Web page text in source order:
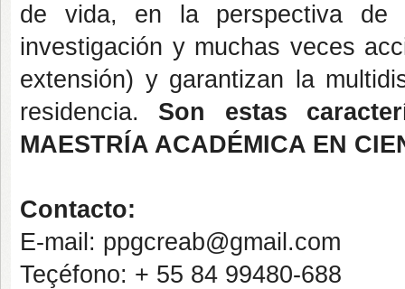
de vida, en la perspectiva de
investigación y muchas veces
extensión) y garantizan la
residencia. Son estas
MAESTRÍA ACADÉMICA EN
Contacto:
E-mail: ppgcreab@gmail.com
Teçéfono: + 55 84 99480-688